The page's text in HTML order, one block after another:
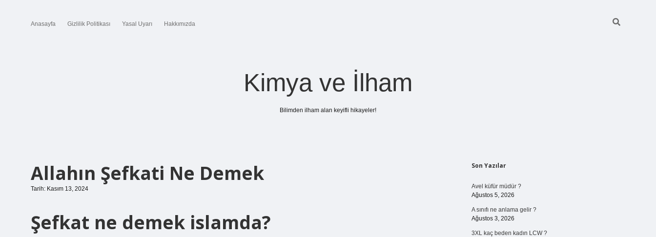
Anasayfa Gizlilik Politikası Yasal Uyarı Hakkımızda
Kimya ve İlham
Bilimden ilham alan keyifli hikayeler!
Allahın Şefkati Ne Demek
Tarih: Kasım 13, 2024
Şefkat ne demek islamda?
Sidebar
Son Yazılar
Avel küfür müdür ?
Ağustos 5, 2026
A sınıfı ne anlama gelir ?
Ağustos 3, 2026
3XL kaç beden kadın LCW ?